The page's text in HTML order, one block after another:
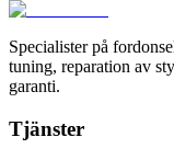
Specialister på
tuning, reparation av
garanti.
Tjänster